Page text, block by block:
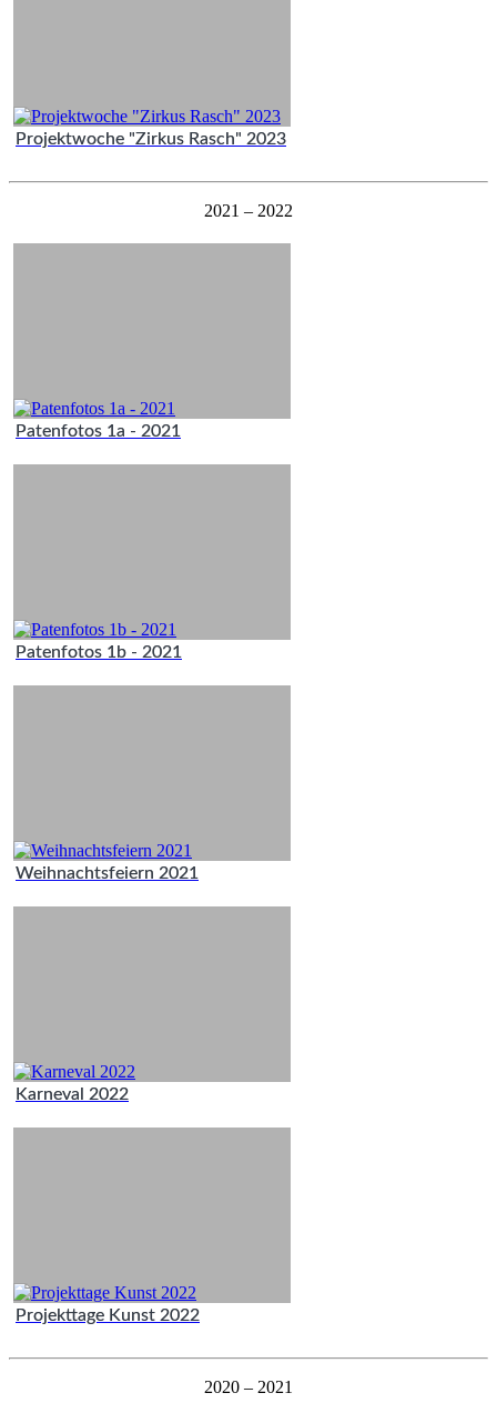
Projektwoche "Zirkus Rasch" 2023
2021 – 2022
Patenfotos 1a - 2021
Patenfotos 1b - 2021
Weihnachtsfeiern 2021
Karneval 2022
Projekttage Kunst 2022
2020 – 2021